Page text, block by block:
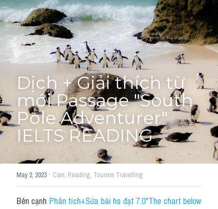
Cấu trúc ngữ pháp
Giải thích từ mới bài Reading
Grammar
IELTS General Reading
Health Medicine
Tourism Travelling
Health and Medicine
Environment
HỌC THỬ →
Dịch + Giải thích từ
mới Passage "South
Pole Adventurer"
IELTS READING
May 2, 2023 · Cam, Reading, Tourism Travelling
Bên cạnh Phân tích+Sửa bài hs đạt 7.0"The chart below